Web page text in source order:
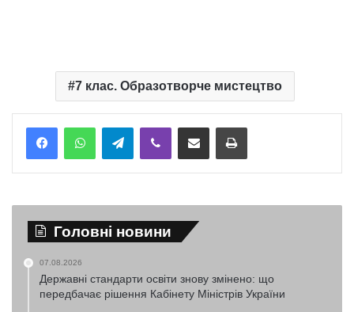
7 клас. Образотворче мистецтво
TelegramViber Надіслати електронною поштоюНадрукувати
Головні новини
07.08.2026
Державні стандарти освіти знову змінено: що
передбачає рішення Кабінету Міністрів України